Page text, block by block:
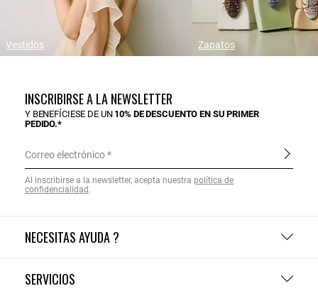
Vestidos Zapatos
NECESITAS AYUDA ?
SERVICIOS
INSCRIBIRSE A LA NEWSLETTER
Y BENEFÍCIESE DE UN 10% DE DESCUENTO EN SU PRIMER
PEDIDO.*
Correo electrónico
Al inscribirse a la newsletter, acepta nuestra política de
confidencialidad.